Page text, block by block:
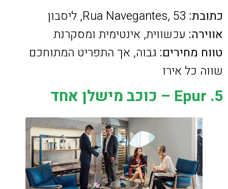
כתובת:
אווירה: עכשווית, אינטימית ומסקרנת
טווח מחירים: גבוה, אך התפריט המתוחכם
שווה כל אירו
5. Epur – כוכב מישלן אחד